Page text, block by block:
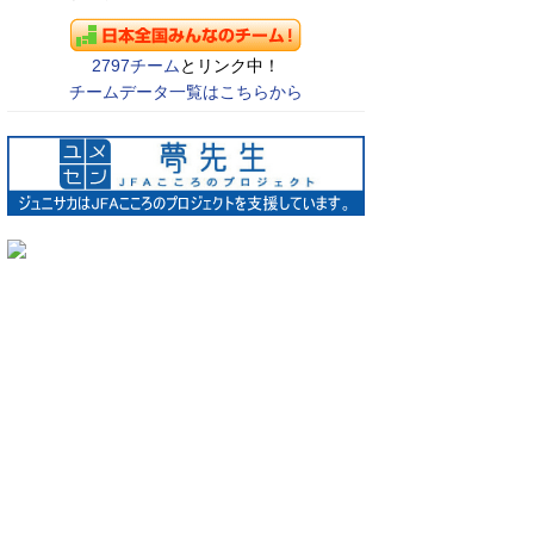
2797チーム とリンク中！
チームデータ一覧はこちらから